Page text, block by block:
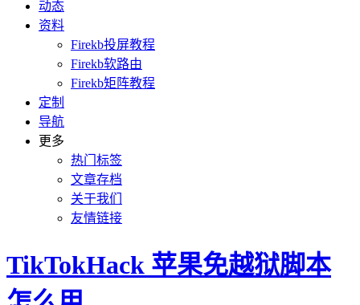
动态
资料
Firekb投屏教程
Firekb软路由
Firekb矩阵教程
定制
导航
更多
热门标签
文章存档
关于我们
友情链接
TikTokHack 苹果免越狱脚本